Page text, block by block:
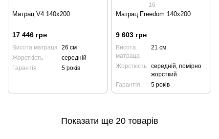
Матрац V4 140x200
17 446 грн
Висота матраца 26 см
Жорсткість
середній
Гарантія
5 років
16
Матрац Freedom 140x200
9 603 грн
Висота
матраца
21 см
Жорсткість
середній, помірно
жорсткий
Гарантія
5 років
Показати ще 20 товарів